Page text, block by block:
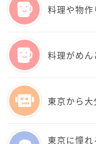
料理や物
料理がめん
東京から大
東京に憧